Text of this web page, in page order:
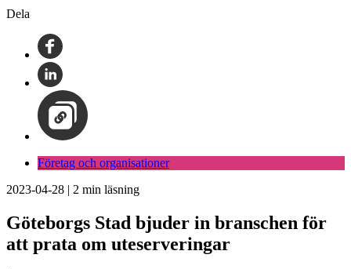
Dela
Företag och organisationer
2023-04-28 | 2 min läsning
Göteborgs Stad bjuder in branschen för
att prata om uteserveringar